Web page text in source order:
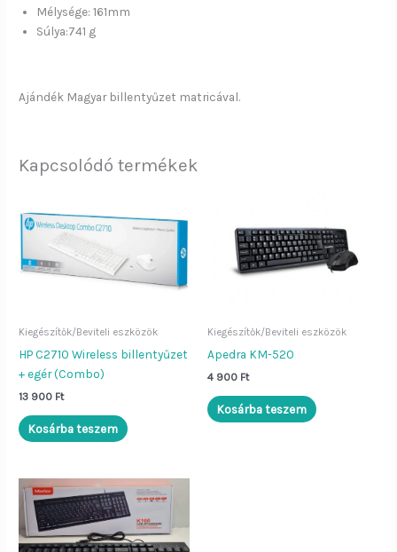
Mélysége: 161mm
Súlya:741 g
Ajándék Magyar billentyűzet matricával.
Kapcsolódó termékek
Kiegészítők/Beviteli eszközök
HP C2710 Wireless billentyűzet
+ egér (Combo)
13 900 Ft
Kosárba teszem
Kiegészítők/Beviteli eszközök
Apedra KM-520
4 900 Ft
Kosárba teszem